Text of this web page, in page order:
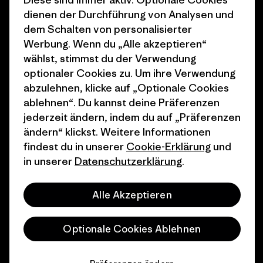
Wie wir finanzieren
Geschenkgutscheine
Stores in deiner
Nähe
Affiliate-Programm
Patagonia Österreich
Seitenverzeichnis
© 2026 Patagonia, Inc. All Rights Reserved.
Deutsch
dienen der Durchführung von Analysen und
dem Schalten von personalisierter
Werbung. Wenn du „Alle akzeptieren“
wählst, stimmst du der Verwendung
optionaler Cookies zu. Um ihre Verwendung
abzulehnen, klicke auf „Optionale Cookies
ablehnen“. Du kannst deine Präferenzen
jederzeit ändern, indem du auf „Präferenzen
ändern“ klickst. Weitere Informationen
findest du in unserer Cookie-Erklärung und
in unserer Datenschutzerklärung.
Alle Akzeptieren
Optionale Cookies Ablehnen